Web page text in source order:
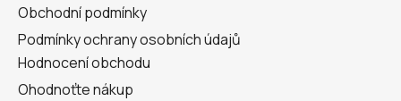
Obchodní podmínky
Podmínky ochrany osobních údajů
Hodnocení obchodu
Ohodnoťte nákup